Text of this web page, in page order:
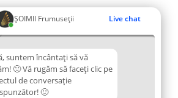
ȘOIMII Frumuseții Live chat
suntem încântați să vă
🙂 Vă rugăm să faceți clic pe
de conversație
🙂